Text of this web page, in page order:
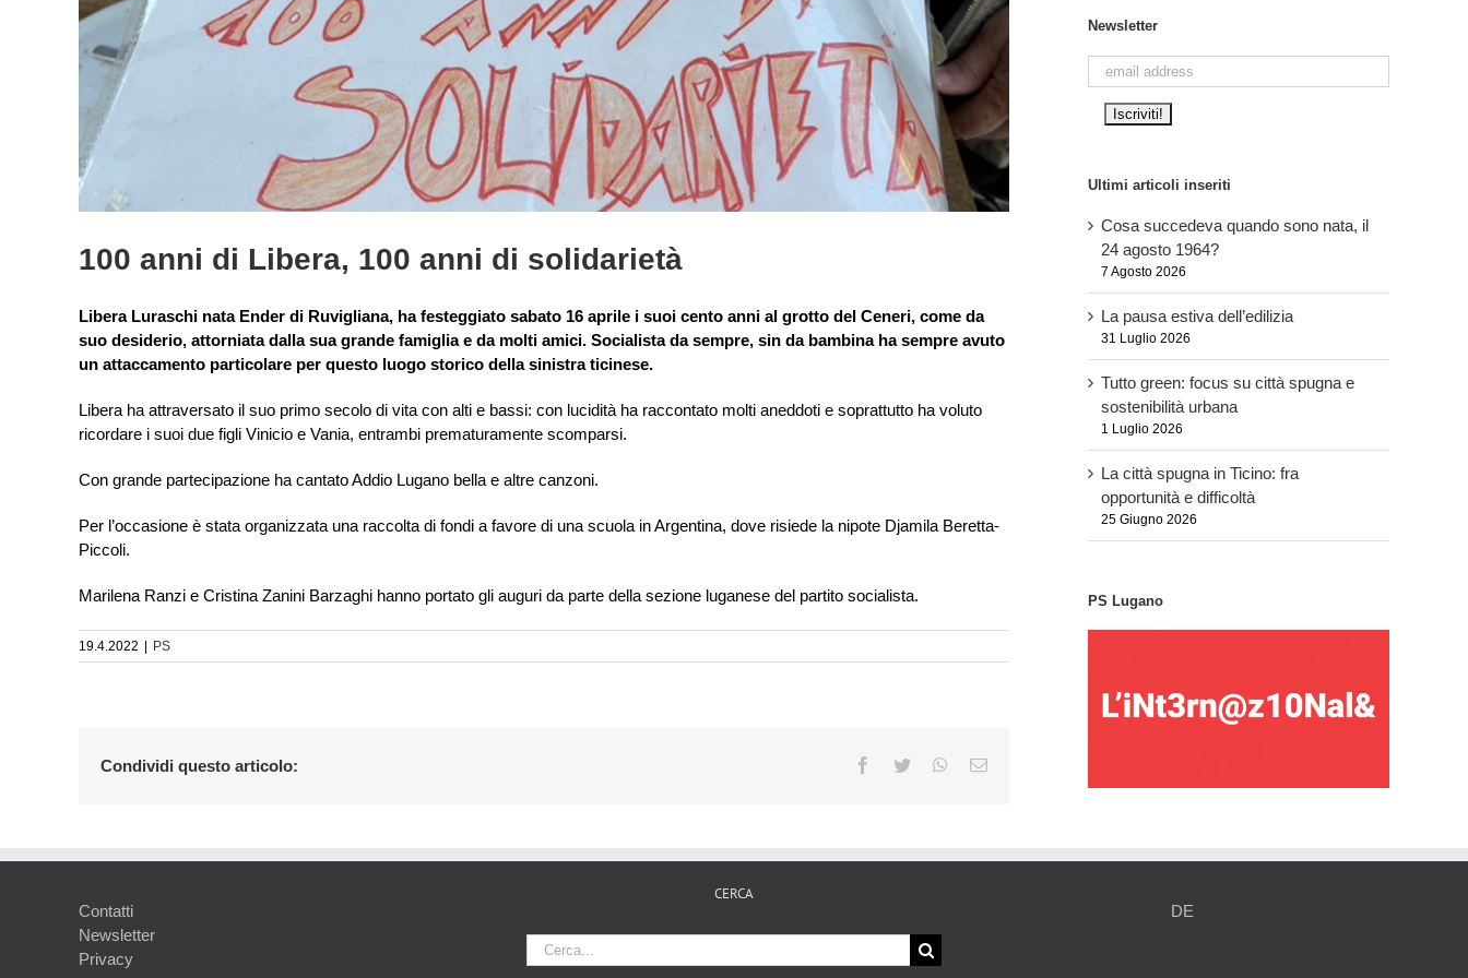
100 anni di Libera, 100 anni di solidarietà
Libera Luraschi nata Ender di Ruvigliana, ha festeggiato sabato 16 aprile i suoi cento anni al grotto del Ceneri, come da
suo desiderio, attorniata dalla sua grande famiglia e da molti amici. Socialista da sempre, sin da bambina ha sempre avuto
un attaccamento particolare per questo luogo storico della sinistra ticinese.
Libera ha attraversato il suo primo secolo di vita con alti e bassi: con lucidità ha raccontato molti aneddoti e soprattutto ha voluto
ricordare i suoi due figli Vinicio e Vania, entrambi prematuramente scomparsi.
Con grande partecipazione ha cantato Addio Lugano bella e altre canzoni.
Per l’occasione è stata organizzata una raccolta di fondi a favore di una scuola in Argentina, dove risiede la nipote Djamila Beretta-
Piccoli.
Marilena Ranzi e Cristina Zanini Barzaghi hanno portato gli auguri da parte della sezione luganese del partito socialista.
19.4.2022 PS
Condividi questo articolo: Facebook
Twitter WhatsApp
Email
Newsletter
Ultimi articoli inseriti
Cosa succedeva quando sono nata, il
24 agosto 1964?
7 Agosto 2026
La pausa estiva dell’edilizia
31 Luglio 2026
Tutto green: focus su città spugna e
sostenibilità urbana
1 Luglio 2026
La città spugna in Ticino: fra
opportunità e difficoltà
25 Giugno 2026
PS Lugano
Contatti
Newsletter
Privacy
CERCA
Cerca
per:
DE